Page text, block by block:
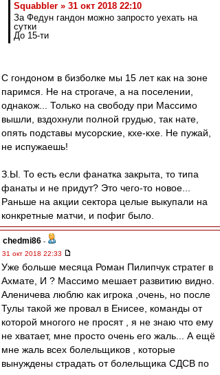
Squabbler » 31 окт 2018 22:10
За Федун гандон можно запросто уехать на
сутки
До 15-ти
С гондоном в бизболке мы 15 лет как на зоне
паримся. Не на строгаче, а на поселении,
однакож... Только на свободу при Массимо
вышли, вздохнули полной грудью, так нате,
опять подставы мусорские, кхе-кхе. Не пужай,
не испужаешь!
З.Ы. То есть если фанатка закрыта, то типа
фанаты и не придут? Это чего-то новое...
Раньше на акции сектора целые выкупали на
конкретные матчи, и пофиг было.
chedmi86 -
31 окт 2018 22:33
Уже больше месяца Роман Пилипчук стратег в
Ахмате, И ? Массимо мешает развитию видно.
Аленичева люблю как игрока ,очень, но после
Тулы такой же провал в Енисее, команды от
которой многого не просят , я не знаю что ему
не хватает, мне просто очень его жаль... А ещё
мне жаль всех болельщиков , которые
вынуждены страдать от болельщика СДСВ по